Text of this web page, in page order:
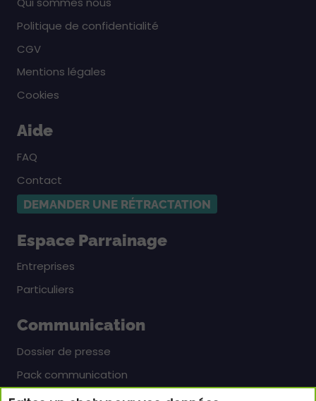
Politique de confidentialité
CGV
Mentions légales
Cookies
Aide
FAQ
Contact
DEMANDER UNE RÉTRACTATION
Espace Parrainage
Entreprises
Particuliers
Communication
Dossier de presse
Pack communication